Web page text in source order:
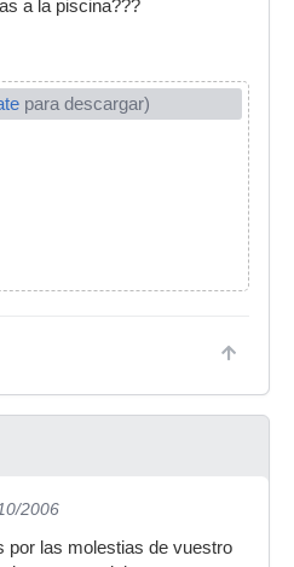
a la piscina???
para descargar)
2006
las molestias de vuestro